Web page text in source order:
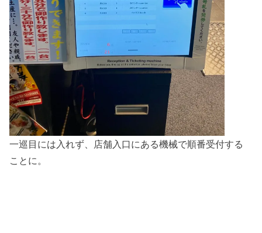
一巡目には入れず、店舗入口にある機械で順番受付する
ことに。